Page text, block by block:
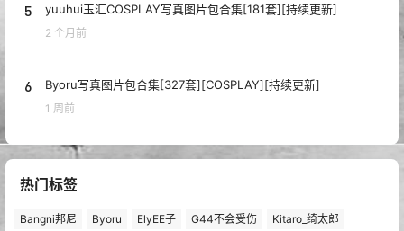
5 yuuhui玉汇COSPLAY写真图片包合集[181套][持续更新]
2 个月前
6 Byoru写真图片包合集[327套][COSPLAY][持续更新]
1 周前
热门标签
Bangni邦尼 Byoru ElyEE子 G44不会受伤 Kitaro_绮太郎